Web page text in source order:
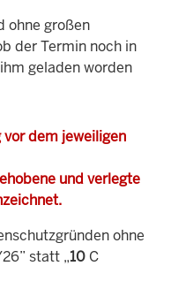
ohne großen
der Termin noch in
geladen worden
dem jeweiligen
und verlegte
ohne
statt „10 C